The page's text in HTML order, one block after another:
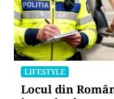
LIFESTYLE
Locul din